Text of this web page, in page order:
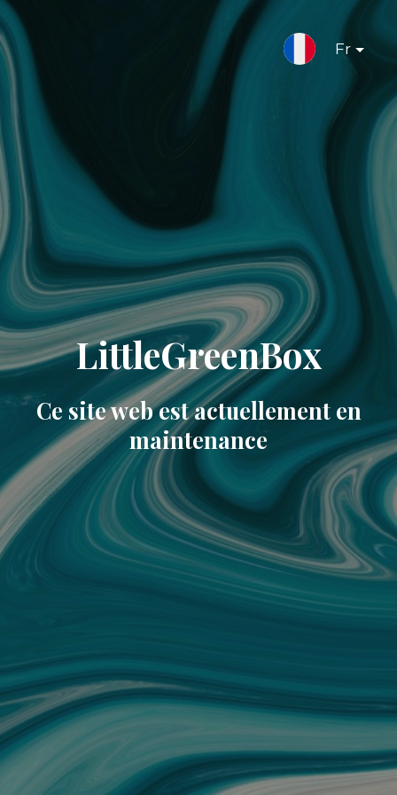
Fr
LittleGreenBox
Ce site web est actuellement en
maintenance